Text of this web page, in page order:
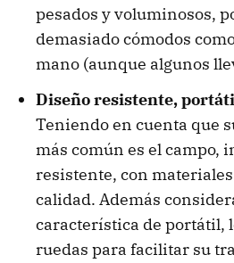
pesados y voluminosos,
demasiado cómodos
mano (aunque algunos
Diseño resistente,
Teniendo en cuenta que
más común es el campo,
resistente, con
calidad. Además
característica de portátil,
ruedas para facilitar su